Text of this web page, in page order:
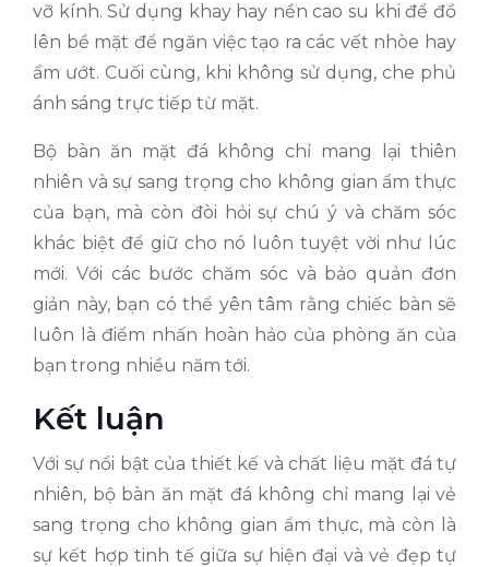
vỡ kính. Sử dụng khay hay nền cao su khi để đồ
lên bề mặt để ngăn việc tạo ra các vết nhòe hay
ẩm ướt. Cuối cùng, khi không sử dụng, che phủ
ánh sáng trực tiếp từ mặt.
Bộ bàn ăn mặt đá không chỉ mang lại thiên
nhiên và sự sang trọng cho không gian ẩm thực
của bạn, mà còn đòi hỏi sự chú ý và chăm sóc
khác biệt để giữ cho nó luôn tuyệt vời như lúc
mới. Với các bước chăm sóc và bảo quản đơn
giản này, bạn có thể yên tâm rằng chiếc bàn sẽ
luôn là điểm nhấn hoàn hảo của phòng ăn của
bạn trong nhiều năm tới.
Kết luận
Với sự nổi bật của thiết kế và chất liệu mặt đá tự
nhiên, bộ bàn ăn mặt đá không chỉ mang lại vẻ
sang trọng cho không gian ẩm thực, mà còn là
sự kết hợp tinh tế giữa sự hiện đại và vẻ đẹp tự